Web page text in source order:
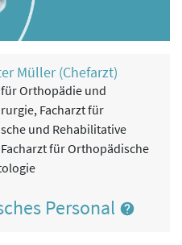
Müller (Chefarzt)
für Orthopädie und
Facharzt für
und Rehabilitative
für Orthopädische
Personal